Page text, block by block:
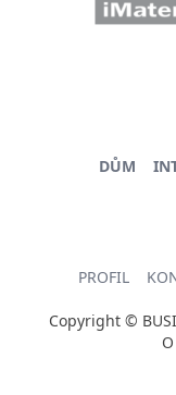
DŮM
PROFIL
Copyright ©